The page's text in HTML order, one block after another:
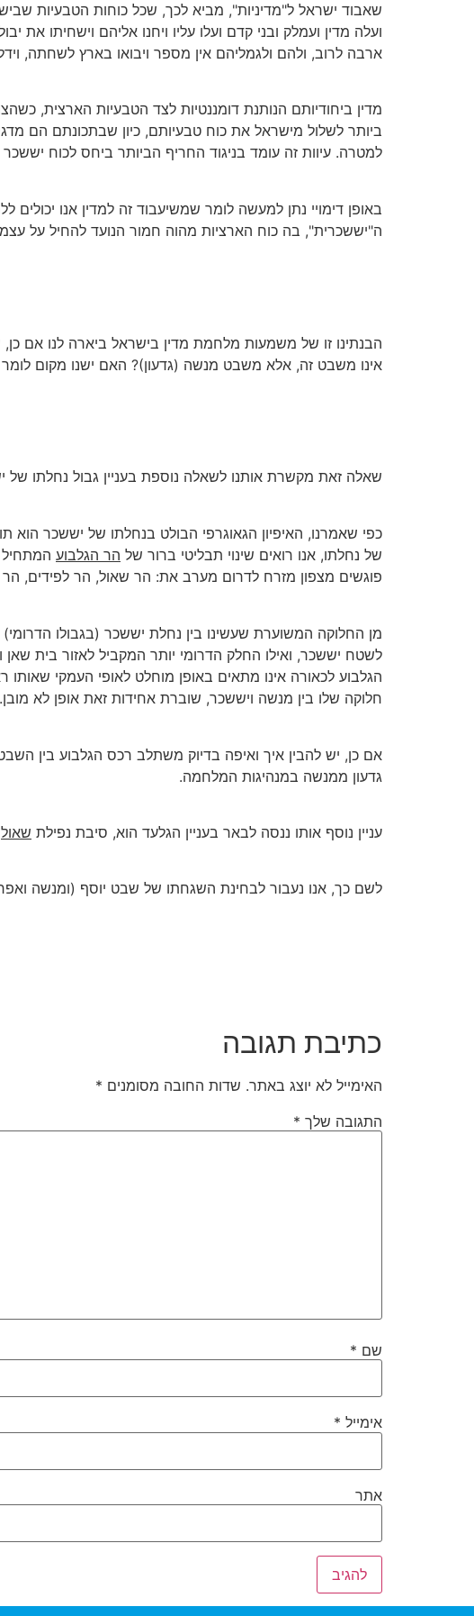
שאבוד ישראל ל"מדיניות", מביא לכך, שכל כוחות הטבעיות
ועלה מדין ועמלק ובני קדם ועלו עליו ויחנו אליהם וישחיתו את
ארבה לרוב, ולהם ולגמליהם אין מספר ויבואו בארץ לשחתה,
מדין ביחודיותם הנותנת דומננטיות לצד הטבעיות הארצית,
ביותר לשלול מישראל את כוח טבעיותם, כיון שבתכונתם הם
למטרה. עיוות זה עומד בניגוד החריף הביותר ביחס לכוח
באופן דימויי נתן למעשה לומר שמשיעבוד זה למדין אנו
ה"יששכרית", בה כוח הארציות מהוה חמור הנועד להחיל על
הבנתינו זו של משמעות מלחמת מדין בישראל ביארה לנו אם
אינו משבט זה, אלא משבט מנשה (גדעון)? האם ישנו מקום
שאלה זאת מקשרת אותנו לשאלה נוספת בעניין גבול נחלתו של
כפי שאמרנו, האיפיון הגאוגרפי הבולט בנחלתו של יששכר
של נחלתו, אנו רואים שינוי תבליטי ברור של הר הגלבוע המתחיל
פוגשים מצפון מזרח לדרום מערב את: הר שאול, הר לפידים,
מן החלוקה המשוערת שעשינו בין נחלת יששכר (בגבולו
לשטח יששכר, ואילו החלק הדרומי יותר המקביל לאזור בית
הגלבוע לכאורה אינו מתאים באופן מוחלט לאופי העמקי
חלוקה שלו בין מנשה ויששכר, שוברת אחידות זאת אופן לא מובן.
אם כן, יש להבין איך ואיפה בדיוק משתלב רכס הגלבוע בין
גדעון ממנשה במנהיגות המלחמה.
עניין נוסף אותו ננסה לבאר בעניין הגלעד הוא, סיבת נפילת שאול
לשם כך, אנו נעבור לבחינת השגחתו של שבט יוסף (ומנשה
כתיבת תגובה
האימייל לא יוצג באתר. שדות החובה מסומנים *
התגובה שלך *
שם *
אימייל *
אתר